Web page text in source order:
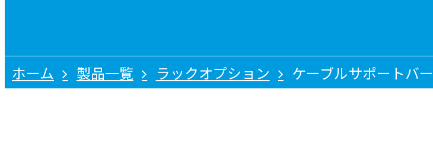
ホーム 製品一覧 ラックオプション ケーブルサポートバ